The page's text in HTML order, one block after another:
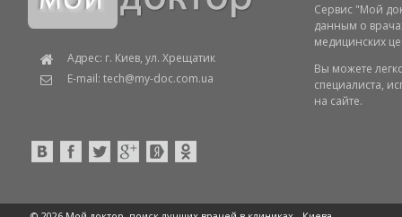
Адрес: г. Киев, ул. Хрещатик
E-mail: tech@my-doc.com.ua
Сервис "Мой
данным о
медицинских
Вы можете
специалиста,
на сайте.